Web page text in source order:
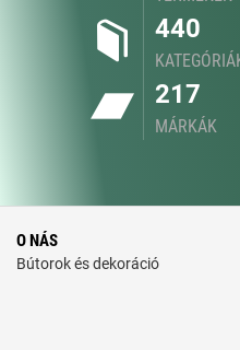
440
217
MÁRKÁK
O NÁS
Bútorok és dekoráció